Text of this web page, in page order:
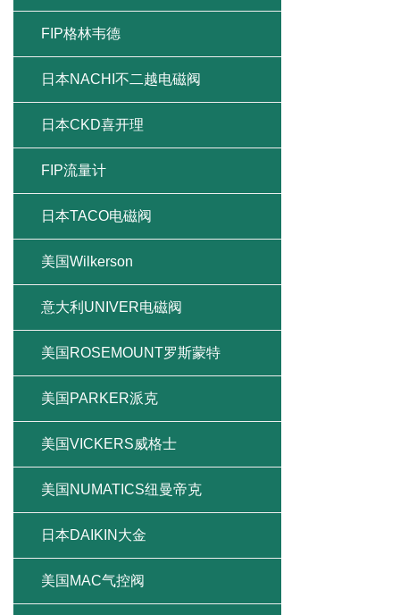
FIP格林韦德
日本NACHI不二越电磁阀
日本CKD喜开理
FIP流量计
日本TACO电磁阀
美国Wilkerson
意大利UNIVER电磁阀
美国ROSEMOUNT罗斯蒙特
美国PARKER派克
美国VICKERS威格士
美国NUMATICS纽曼帝克
日本DAIKIN大金
美国MAC气控阀